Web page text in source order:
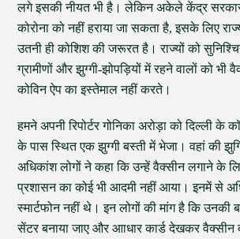
लगे इसकी नीयत भी है। लेकिन अकेले केंद्र
कोरोना को नहीं हराया जा सकता है, इसके लिए
उतनी ही कोशिश की जरूरत है। राज्यों को
ग्रामीणों और झुग्गी-झोपड़ियों में रहने वालों को भी
कोविन ऐप का इस्तेमाल नहीं करते।
हमने अपनी रिपोर्टर गोनिका अरोड़ा को दिल्ली के
के पास स्थित एक झुग्गी बस्ती में भेजा। वहां की
अधिकांश लोगों ने कहा कि उन्हें वैक्सीन लगाने के
प्रशासन का कोई भी आदमी नहीं आया। इनमें से
स्मार्टफोन नहीं थे। इन लोगों की मांग है कि उनकी
सेंटर बनाया जाए और आाधार कार्ड देखकर वैक्सीन